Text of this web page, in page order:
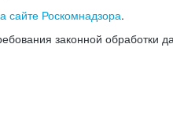
сайте Роскомнадзора.
законной обработки